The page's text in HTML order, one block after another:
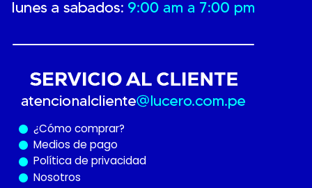
¿Cómo comprar?
Medios de pago
Política de privacidad
Nosotros